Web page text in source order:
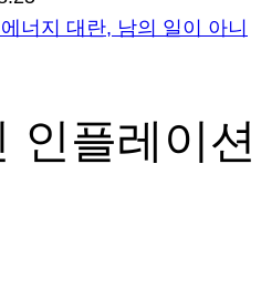
너지 대란, 남의 일이 아니
인플레이션